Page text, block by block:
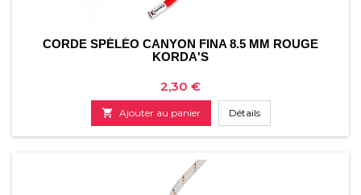
CORDE SPÉLÉO CANYON FINA 8.5 MM ROUGE
KORDA'S
Prix
2,30 €
 Ajouter au panier Détails